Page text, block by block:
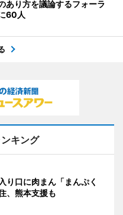
あり方を議論するフォーラ
60人
キング
り口に肉まん「まんぷく
、熊本支援も